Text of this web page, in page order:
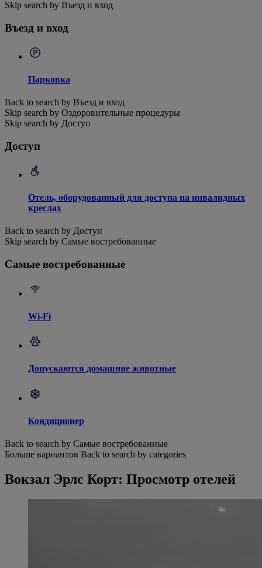
Skip search by Въезд и вход
Въезд и вход
Парковка
Back to search by Въезд и вход
Skip search by Оздоровительные процедуры
Skip search by Доступ
Доступ
Отель, оборудованный для доступа на инвалидных
креслах
Back to search by Доступ
Skip search by Самые востребованные
Самые востребованные
Wi-Fi
Допускаются домашние животные
Кондиционер
Back to search by Самые востребованные
Больше вариантов Back to search by categories
Вокзал Эрлс Корт: Просмотр отелей